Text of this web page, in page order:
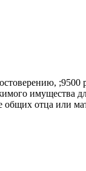
имущества
отца или